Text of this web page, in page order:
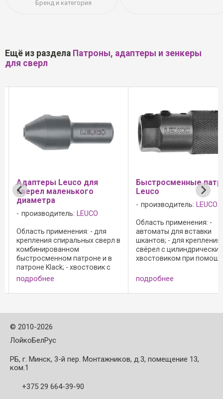
Бренд и категория
Ещё из раздела Патроны, адаптеры и зенкеры
для сверл
для
сверл в
и в
с
Быстросменные патроны
Leuco
производитель:
автоматы для вставки
шкантов; - для крепления
свёрел с цилиндрическим
хвостовиком при помощи
зажимных винтов; - с
установочными винтами с
внутренним шестигранником
для зажима сверла; - малое
благодаря ...
подробнее
Насадной
твёрдого
Область
зенковки
массивной
древесно-
материалах; -
сколов;
- для
винта к ...
подробнее
© 2010-2026
ЛойкоБелРус
РБ, г. Минск, 3-й пер. Монтажников, д.3, помещение 13,
ком.1
+375 29 664-39-90